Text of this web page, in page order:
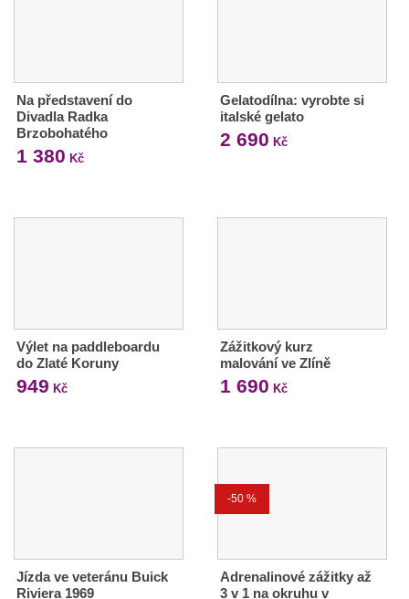
Na představení do
Divadla Radka
Brzobohatého
1 380 Kč
Gelatodílna: vyrobte si
italské gelato
2 690 Kč
Výlet na paddleboardu
do Zlaté Koruny
949 Kč
Zážitkový kurz
malování ve Zlíně
1 690 Kč
Jízda ve veteránu Buick
Riviera 1969
-50 %
Adrenalinové zážitky až
3 v 1 na okruhu v